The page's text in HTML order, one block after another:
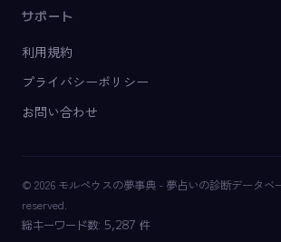
サポート
利用規約
プライバシーポリシー
お問い合わせ
© 2026 モルペウスの夢事典 - 夢占いの診断データ
reserved.
総キーワード数: 5,287 件